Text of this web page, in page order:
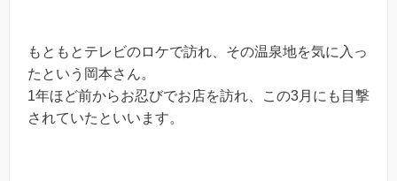
もともとテレビのロケで訪れ、その温泉地を気に入っ
たという岡本さん。
1年ほど前からお忍びでお店を訪れ、この3月にも目撃
されていたといいます。